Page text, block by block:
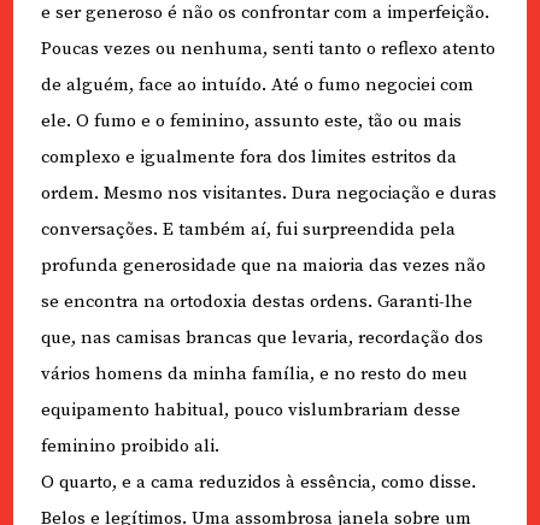
e ser generoso é não os confrontar com a imperfeição.
Poucas vezes ou nenhuma, senti tanto o reflexo atento
de alguém, face ao intuído. Até o fumo negociei com
ele. O fumo e o feminino, assunto este, tão ou mais
complexo e igualmente fora dos limites estritos da
ordem. Mesmo nos visitantes. Dura negociação e duras
conversações. E também aí, fui surpreendida pela
profunda generosidade que na maioria das vezes não
se encontra na ortodoxia destas ordens. Garanti-lhe
que, nas camisas brancas que levaria, recordação dos
vários homens da minha família, e no resto do meu
equipamento habitual, pouco vislumbrariam desse
feminino proibido ali.
O quarto, e a cama reduzidos à essência, como disse.
Belos e legítimos. Uma assombrosa janela sobre um